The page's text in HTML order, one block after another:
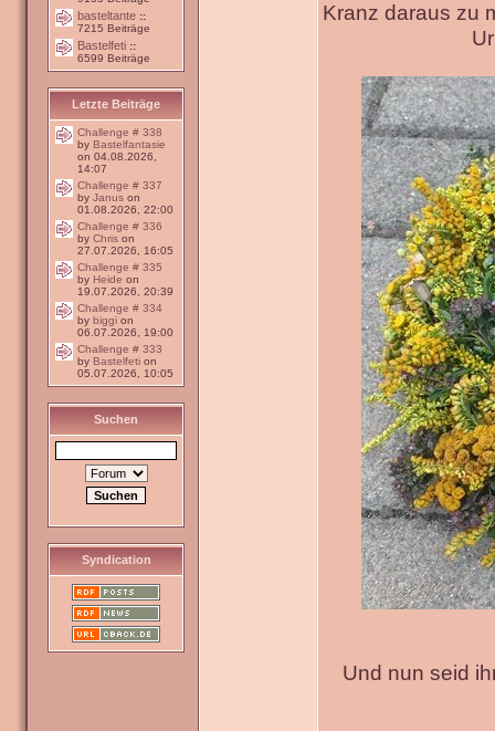
basteltante ::
7215 Beiträge
Bastelfeti ::
6599 Beiträge
Letzte Beiträge
Challenge # 338
by Bastelfantasie
on 04.08.2026,
14:07
Challenge # 337
by Janus on
01.08.2026, 22:00
Challenge # 336
by Chris on
27.07.2026, 16:05
Challenge # 335
by Heide on
19.07.2026, 20:39
Challenge # 334
by biggi on
06.07.2026, 19:00
Challenge # 333
by Bastelfeti on
05.07.2026, 10:05
Suchen
Syndication
Kranz daraus zu
Und nun seid